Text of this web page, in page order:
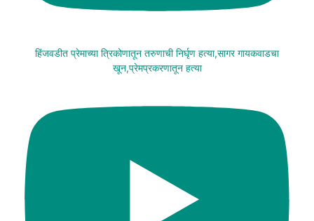
हिंजवडीत प्रेमाच्या त्रिकोणातून तरुणाची निर्घृण हत्या,सागर गायकवाडचा
खून,प्रेमप्रकरणातून हत्या